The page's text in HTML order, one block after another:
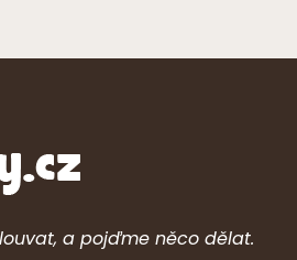
a pojďme něco dělat.